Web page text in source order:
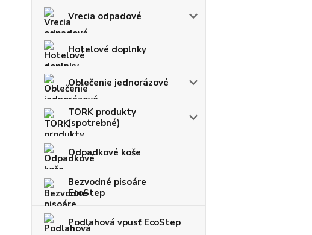
Vrecia odpadové
Hotelové doplnky
Oblečenie jednorázové
TORK produkty
(spotrebné)
Odpadkové koše
Bezvodné pisoáre
EcoStep
Podlahová vpusť EcoStep